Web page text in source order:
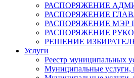
РАСПОРЯЖЕНИЕ
РАСПОРЯЖЕНИЕ
РАСПОРЯЖЕНИЕ МЭР
РАСПОРЯЖЕНИЕ
РЕШЕНИЕ
Услуги
Реестр муниципальных
Муниципальные услуги,